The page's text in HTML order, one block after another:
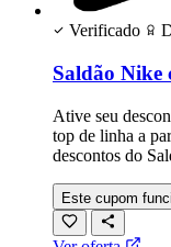
Verificado
Saldão Nike
Ative seu
top de linha a
descontos do
Este cupom